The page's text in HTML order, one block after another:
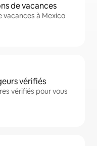
de vacances
vacances à Mexico
vérifiés
vérifiés pour vous